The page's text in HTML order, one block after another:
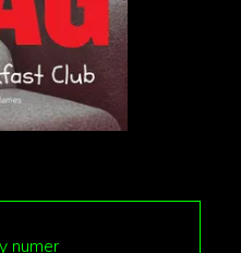
numer